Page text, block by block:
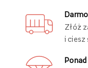
Złóż
i ciesz